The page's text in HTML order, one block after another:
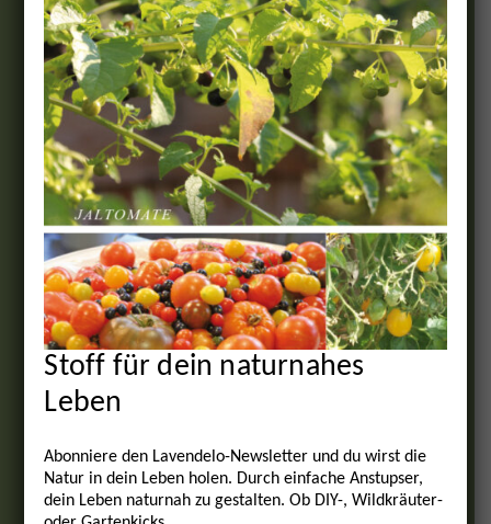
Stoff für dein naturnahes
Leben
Abonniere den Lavendelo-Newsletter und du wirst die
Natur in dein Leben holen. Durch einfache Anstupser,
dein Leben naturnah zu gestalten. Ob DIY-, Wildkräuter-